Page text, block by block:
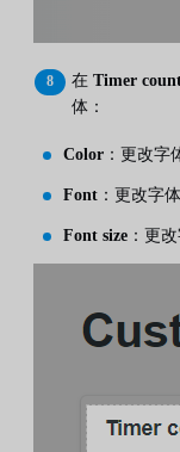
在 Timer
体：
Color ：更改字
Font ：更改字体
Font size ：更